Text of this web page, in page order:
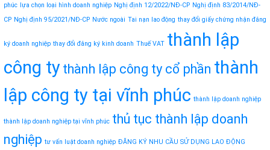
phúc lựa chọn loại hình doanh nghiệp Nghị định 12/2022/NĐ-CP Nghị định 83/2014/NĐ-
CP Nghị định 95/2021/NĐ-CP Nước ngoài Tai nạn lao động thay đổi giấy chứng nhận đăng
ký doanh nghiệp thay đổi đăng ký kinh doanh Thuế VAT thành lập
công ty thành lập công ty cổ phần thành
lập công ty tại vĩnh phúc thành lập doanh nghiệp
thành lập doanh nghiệp tại vĩnh phúc thủ tục thành lập doanh
nghiệp tư vấn luật doanh nghiệp ĐĂNG KÝ NHU CẦU SỬ DỤNG LAO ĐỘNG